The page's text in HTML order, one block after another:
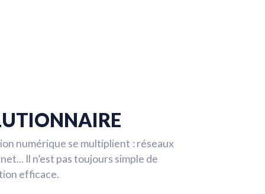
numérique se multiplient : réseaux
Il n’est pas toujours simple de
efficace.